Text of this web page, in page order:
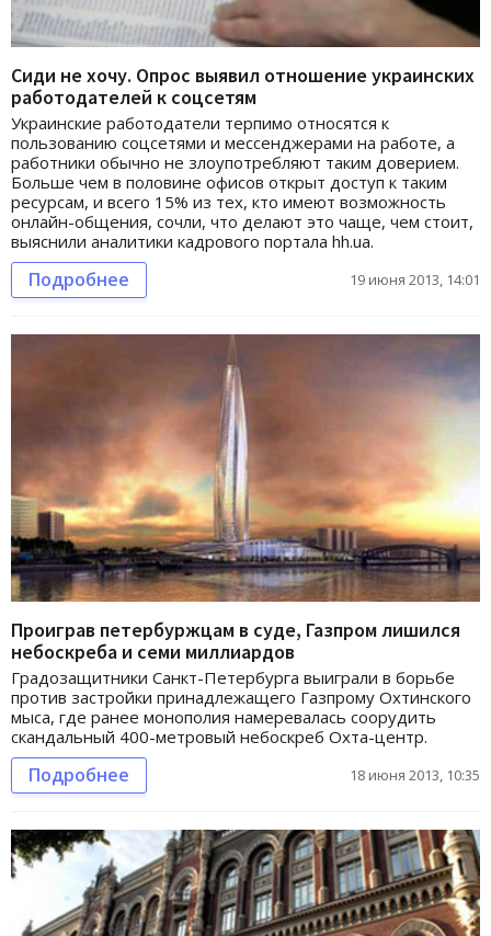
Сиди не хочу. Опрос выявил отношение украинских
работодателей к соцсетям
Украинские работодатели терпимо относятся к
пользованию соцсетями и мессенджерами на работе, а
работники обычно не злоупотребляют таким доверием.
Больше чем в половине офисов открыт доступ к таким
ресурсам, и всего 15% из тех, кто имеют возможность
онлайн-общения, сочли, что делают это чаще, чем стоит,
выяснили аналитики кадрового портала hh.ua.
Подробнее 19 июня 2013, 14:01
Проиграв петербуржцам в суде, Газпром лишился
небоскреба и семи миллиардов
Градозащитники Санкт-Петербурга выиграли в борьбе
против застройки принадлежащего Газпрому Охтинского
мыса, где ранее монополия намеревалась соорудить
скандальный 400-метровый небоскреб Охта-центр.
Подробнее 18 июня 2013, 10:35